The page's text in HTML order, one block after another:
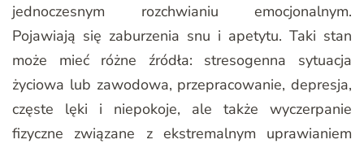
jednoczesnym rozchwianiu emocjonalnym.
Pojawiają się zaburzenia snu i apetytu. Taki stan
może mieć różne źródła: stresogenna sytuacja
życiowa lub zawodowa, przepracowanie, depresja,
częste lęki i niepokoje, ale także wyczerpanie
fizyczne związane z ekstremalnym uprawianiem